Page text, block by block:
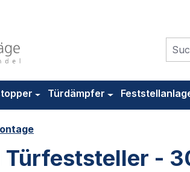
Türdämpfer
Türfeststeller -